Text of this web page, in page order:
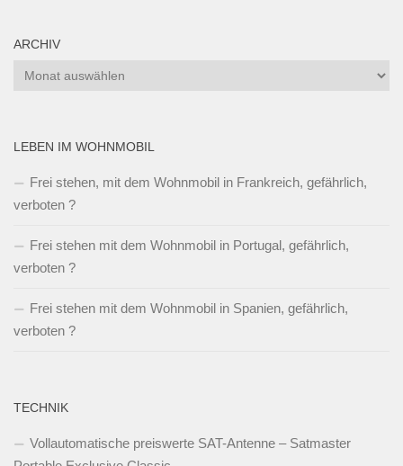
ARCHIV
Archiv
LEBEN IM WOHNMOBIL
Frei stehen, mit dem Wohnmobil in Frankreich, gefährlich,
verboten ?
Frei stehen mit dem Wohnmobil in Portugal, gefährlich,
verboten ?
Frei stehen mit dem Wohnmobil in Spanien, gefährlich,
verboten ?
TECHNIK
Vollautomatische preiswerte SAT-Antenne – Satmaster